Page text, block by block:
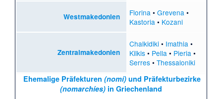
Westmakedonien Florina • Grevena •
Kastoria • Kozani
Zentralmakedonien
Chalkidiki• Imathia •
Kilkis• Pella • Pieria •
Serres• Thessaloniki
Ehemalige Präfekturen (nomí) und Präfekturbezirke
(nomarchíes) in Griechenland